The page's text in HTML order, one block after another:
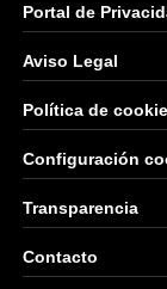
Portal de
Aviso Legal
Política de
Configuración
Transparencia
Contacto